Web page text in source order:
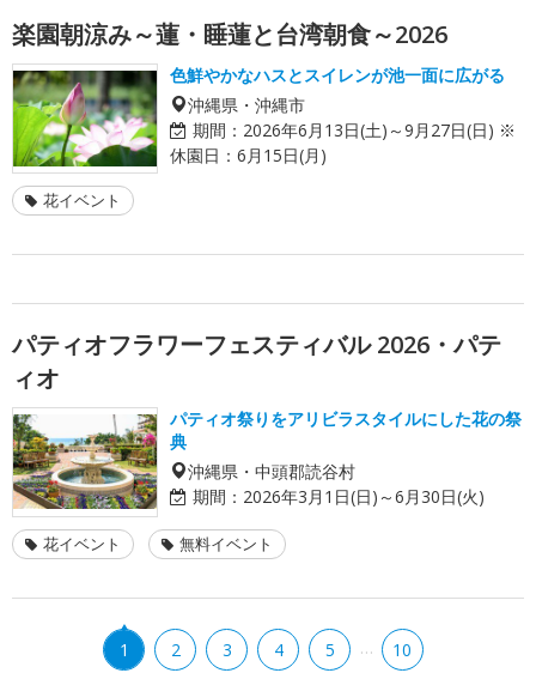
楽園朝涼み～蓮・睡蓮と台湾朝食～2026
色鮮やかなハスとスイレンが池一面に広がる
沖縄県・沖縄市
期間： 2026年6月13日(土)～9月27日(日) ※
休園日：6月15日(月)
花イベント
パティオフラワーフェスティバル 2026・パテ
ィオ
パティオ祭りをアリビラスタイルにした花の祭
典
沖縄県・中頭郡読谷村
期間： 2026年3月1日(日)～6月30日(火)
花イベント 無料イベント
1 2 3 4 5 … 10